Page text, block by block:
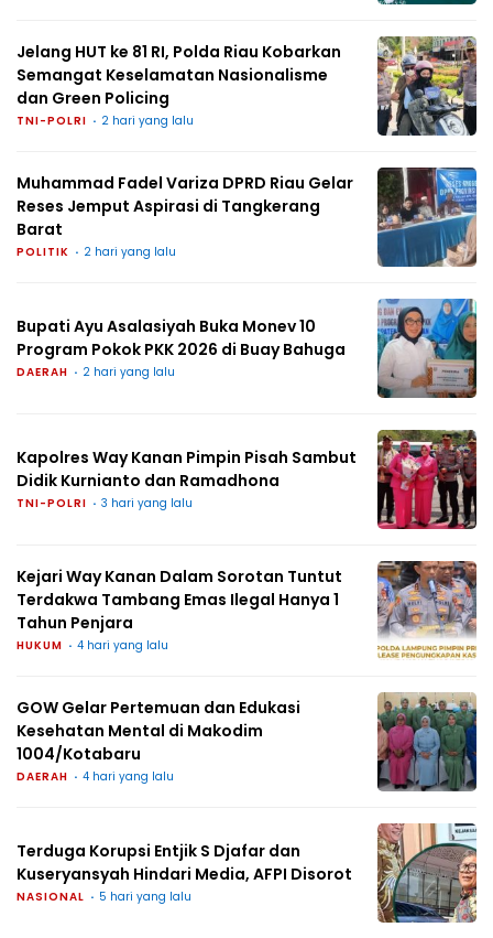
Jelang HUT ke 81 RI, Polda Riau Kobarkan
Semangat Keselamatan Nasionalisme
dan Green Policing
TNI-POLRI 2 hari yang lalu
Muhammad Fadel Variza DPRD Riau Gelar
Reses Jemput Aspirasi di Tangkerang
Barat
POLITIK 2 hari yang lalu
Bupati Ayu Asalasiyah Buka Monev 10
Program Pokok PKK 2026 di Buay Bahuga
DAERAH 2 hari yang lalu
Kapolres Way Kanan Pimpin Pisah Sambut
Didik Kurnianto dan Ramadhona
TNI-POLRI 3 hari yang lalu
Kejari Way Kanan Dalam Sorotan Tuntut
Terdakwa Tambang Emas Ilegal Hanya 1
Tahun Penjara
HUKUM 4 hari yang lalu
GOW Gelar Pertemuan dan Edukasi
Kesehatan Mental di Makodim
1004/Kotabaru
DAERAH 4 hari yang lalu
Terduga Korupsi Entjik S Djafar dan
Kuseryansyah Hindari Media, AFPI Disorot
NASIONAL 5 hari yang lalu